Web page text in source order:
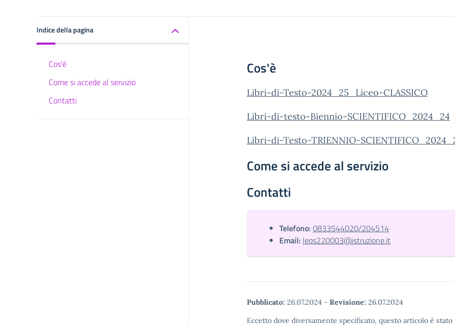
Indice della pagina
Cos'è
Come si accede al servizio
Contatti
Cos'è
Libri-di-Testo-2024_25_Liceo-CLASSICO
Libri-di-testo-Biennio-SCIENTIFICO_2024_24
Libri-di-Testo-TRIENNIO-
Come si accede al servizio
Contatti
Telefono: 0833544020/204514
Email: leps220003@istruzione.it
Pubblicato: 26.07.2024 - Revisione: 26.07.2024
Eccetto dove diversamente specificato, questo articolo è